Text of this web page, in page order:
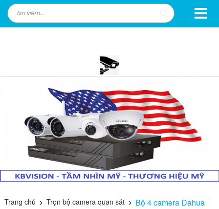
Trang chủ > Trọn bộ camera quan sát > Bộ 4 camera Dahua